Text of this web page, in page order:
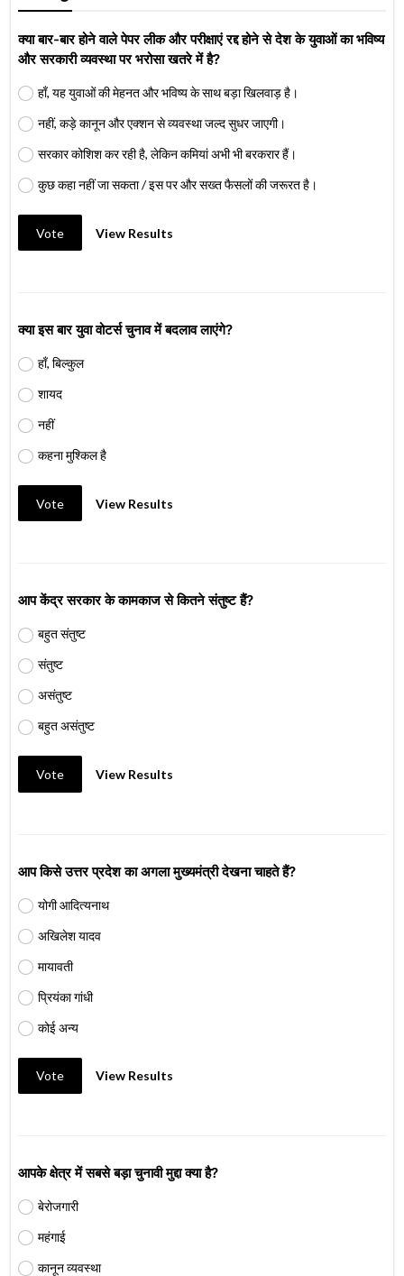
क्या बार-बार होने वाले पेपर लीक और परीक्षाएं रद्द होने से देश के युवाओं का भविष्य
और सरकारी व्यवस्था पर भरोसा खतरे में है?
हाँ, यह युवाओं की मेहनत और भविष्य के साथ बड़ा खिलवाड़ है।
नहीं, कड़े कानून और एक्शन से व्यवस्था जल्द सुधर जाएगी।
सरकार कोशिश कर रही है, लेकिन कमियां अभी भी बरकरार हैं।
कुछ कहा नहीं जा सकता / इस पर और सख्त फैसलों की जरूरत है।
Vote View Results
क्या इस बार युवा वोटर्स चुनाव में बदलाव लाएंगे?
हाँ, बिल्कुल
शायद
नहीं
कहना मुश्किल है
Vote View Results
आप केंद्र सरकार के कामकाज से कितने संतुष्ट हैं?
बहुत संतुष्ट
संतुष्ट
असंतुष्ट
बहुत असंतुष्ट
Vote View Results
आप किसे उत्तर प्रदेश का अगला मुख्यमंत्री देखना चाहते हैं?
योगी आदित्यनाथ
अखिलेश यादव
मायावती
प्रियंका गांधी
कोई अन्य
Vote View Results
आपके क्षेत्र में सबसे बड़ा चुनावी मुद्दा क्या है?
बेरोजगारी
महंगाई
कानून व्यवस्था